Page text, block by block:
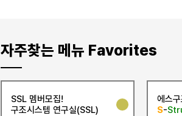
자주찾는 메뉴 Favorites
SSL 멤버모집!
구조시스템 연구실(SSL)
에스
S-